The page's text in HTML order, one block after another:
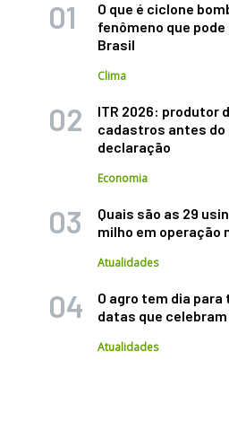
O que é ciclone
fenômeno que
Brasil
Clima
ITR 2026: produtor
cadastros antes do
declaração
Economia
Quais são as 29
milho em operação
Atualidades
O agro tem dia para
datas que
Atualidades